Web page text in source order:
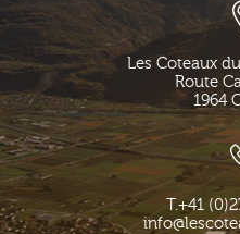
Les Coteaux
Route
1964
T.+41